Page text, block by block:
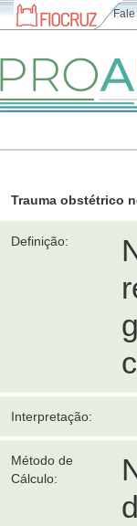
Fale
Trauma obstétrico
Definição:
Interpretação:
Método de
Cálculo: